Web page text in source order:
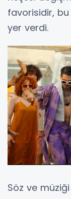
favorisidir,
yer verdi.
Söz ve